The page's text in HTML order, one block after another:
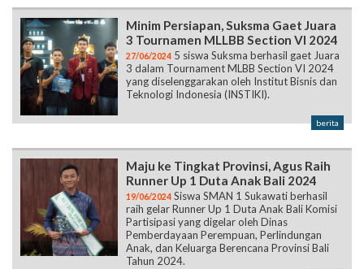
Minim Persiapan, Suksma Gaet Juara
3 Tournamen MLLBB Section VI 2024
27/06/2024 5 siswa Suksma berhasil gaet Juara
3 dalam Tournament MLBB Section VI 2024
yang diselenggarakan oleh Institut Bisnis dan
Teknologi Indonesia (INSTIKI).
berita
Maju ke Tingkat Provinsi, Agus Raih
Runner Up 1 Duta Anak Bali 2024
19/06/2024 Siswa SMAN 1 Sukawati berhasil
raih gelar Runner Up 1 Duta Anak Bali Komisi
Partisipasi yang digelar oleh Dinas
Pemberdayaan Perempuan, Perlindungan
Anak, dan Keluarga Berencana Provinsi Bali
Tahun 2024.